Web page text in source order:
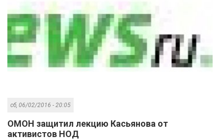
сб, 06/02/2016 - 20:05
ОМОН защитил лекцию Касьянова от
активистов НОД